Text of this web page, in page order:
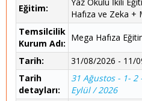
Eğitim:
Hafıza ve Zeka +
Temsilcilik
Kurum Adı:
Mega Hafıza
Tarih:
31/08/2026 - 11/
Tarih
detayları:
31 Ağustos - 1- 2
Eylül / 2026